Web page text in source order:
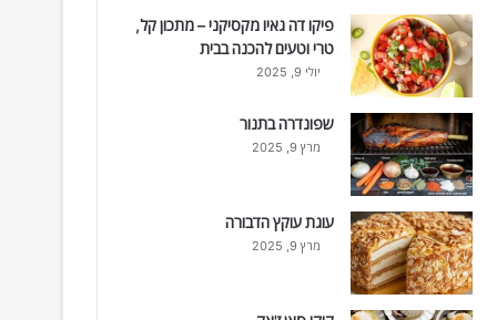
פיקו דה גאיו מקסיקני – מתכון קל,
טרי וטעים להכנה בבית
יולי 9, 2025
שפונדרה בתנור
מרץ 9, 2025
עוגת עוקץ הדבורה
מרץ 9, 2025